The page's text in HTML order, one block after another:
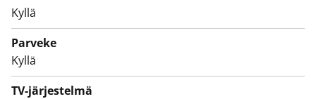
seuraava vuokrakotisi!
Asuntojen parvekkeet ovat toistaiseksi käyttökiellossa
ja parvekkeille on suunnitteilla korjauksia. Käyttökiellon
ajalta maksetaan vuokrahyvitystä.
Kyllä
Parveke
Kyllä
TV-järjestelmä